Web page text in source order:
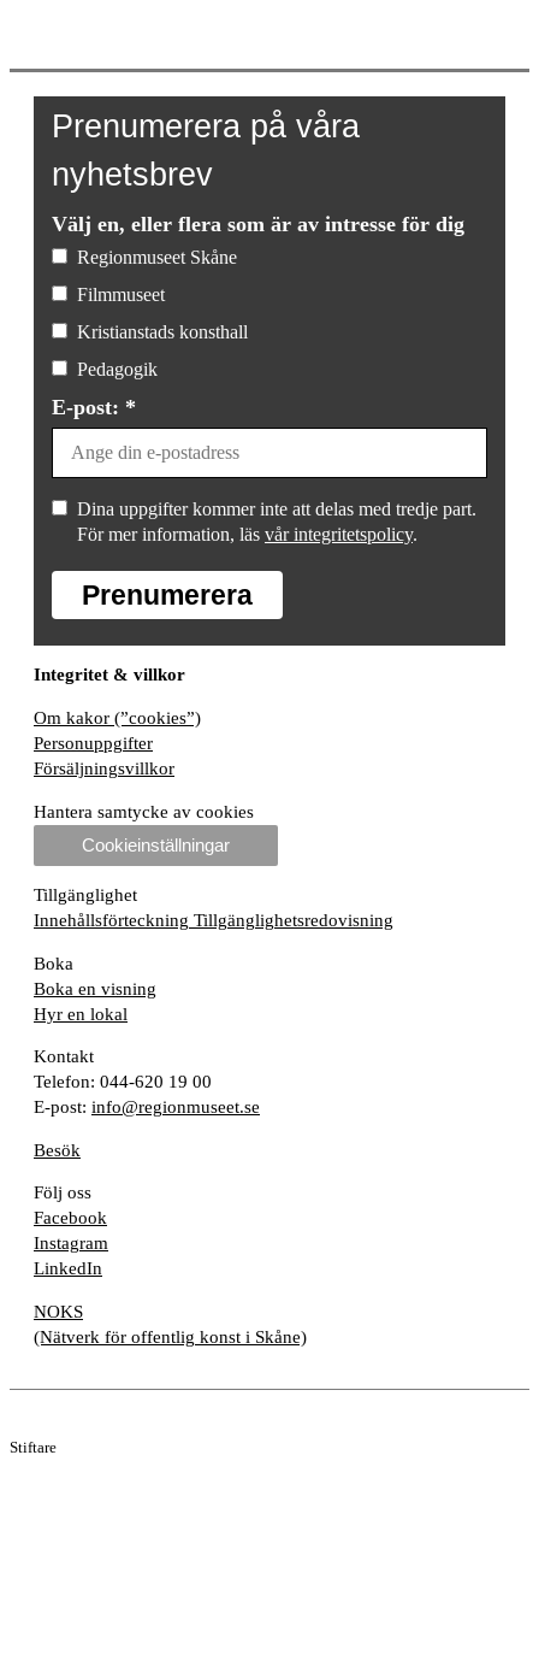
mängd
Prenumerera på våra
nyhetsbrev
Välj en, eller flera som är av intresse för dig
Regionmuseet Skåne
Filmmuseet
Kristianstads konsthall
Pedagogik
E-post: *
Dina uppgifter kommer inte att delas med tredje part.
För mer information, läs vår integritetspolicy.
Prenumerera
Integritet & villkor
Om kakor (”cookies”)
Personuppgifter
Försäljningsvillkor
Hantera samtycke av cookies
Cookieinställningar
Tillgänglighet
Innehållsförteckning Tillgänglighetsredovisning
Boka
Boka en visning
Hyr en lokal
Kontakt
Telefon: 044-620 19 00
E-post: info@regionmuseet.se
Besök
Följ oss
Facebook
Instagram
LinkedIn
NOKS
(Nätverk för offentlig konst i Skåne)
Stiftare